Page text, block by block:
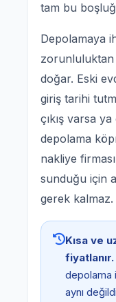
tam bu
Depolamaya
zorunluluktan
doğar. Eski
giriş tarihi
çıkış varsa
depolama
nakliye
sunduğu için
gerek kalmaz.
Kısa ve
fiyatlanır.
depolama
aynı